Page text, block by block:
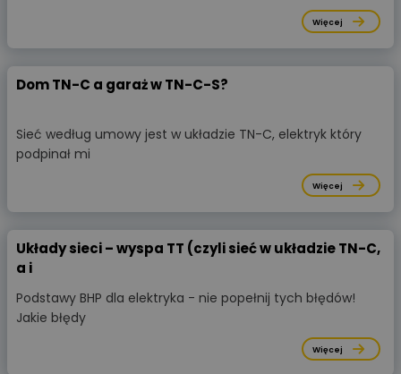
Więcej
Dom TN-C a garaż w TN-C-S?
Sieć według umowy jest w układzie TN-C, elektryk który
podpinał mi
Więcej
Układy sieci – wyspa TT (czyli sieć w układzie TN-C,
a i
Podstawy BHP dla elektryka - nie popełnij tych błędów!
Jakie błędy
Więcej